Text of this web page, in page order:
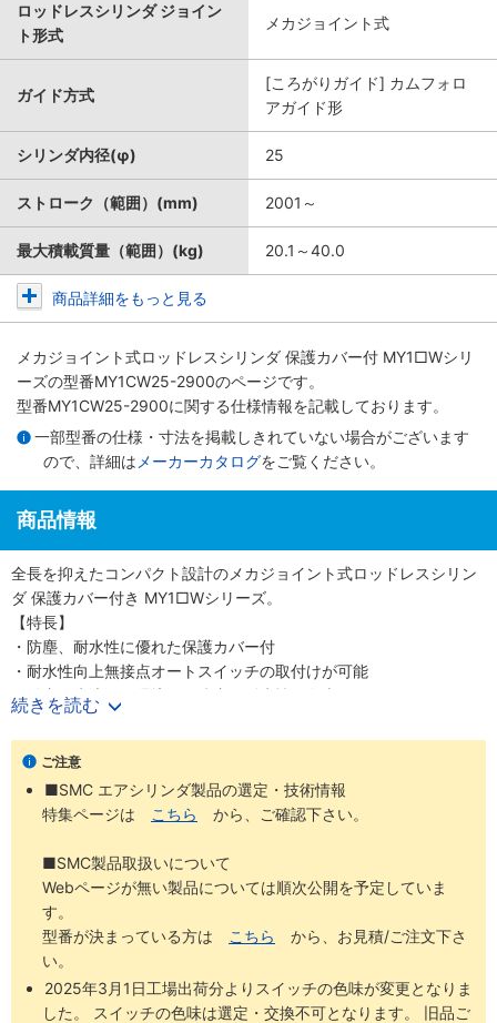
ロッドレスシリンダ ジョイン
ト形式
メカジョイント式
ガイド方式
[ころがりガイド] カムフォロ
アガイド形
シリンダ内径(φ) 25
ストローク（範囲）(mm) 2001～
最大積載質量（範囲）(kg) 20.1～40.0
商品詳細をもっと見る
メカジョイント式ロッドレスシリンダ 保護カバー付 MY1□Wシリ
ーズの型番MY1CW25-2900のページです。
型番MY1CW25-2900に関する仕様情報を記載しております。
一部型番の仕様・寸法を掲載しきれていない場合がございます
ので、詳細は メーカーカタログをご覧ください。
商品情報
全長を抑えたコンパクト設計のメカジョイント式ロッドレスシリン
ダ 保護カバー付き MY1□Wシリーズ。
【特長】
・防塵、耐水性に優れた保護カバー付
・耐水性向上無接点オートスイッチの取付けが可能
・粉塵、水滴飛散環境での防塵、耐水性が向上
・サイドシールによりボディ側面の防塵、耐水性も向上
・ベースシリンダのオプションもそのまま使用可能
【20-シリーズ 銅系・フッ素系不可仕様】
・銅材質、フッ素材質を嫌う環境での使用に対応
続きを読む
ご注意
■SMC エアシリンダ製品の選定・技術情報
特集ページは
こちら から、ご確認下さい。
■SMC製品取扱いについて
Webページが無い製品については順次公開を予定していま
す。
型番が決まっている方は
こちら
から、お見積/ご注文下さ
い。
2025年3月1日工場出荷分よりスイッチの色味が変更となりま
した。 スイッチの色味は選定・交換不可となります。 旧品ご